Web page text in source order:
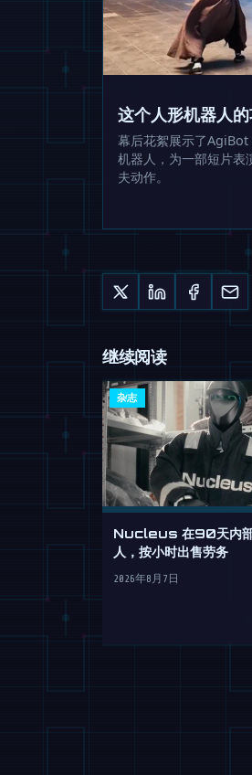
这个人形机器人
幕后花絮展示了
机器人，为一部短片表
夫动作。
继续阅读
杂志
Nucleus 在90天内部
人，按小时出售劳务
2026年8月7日